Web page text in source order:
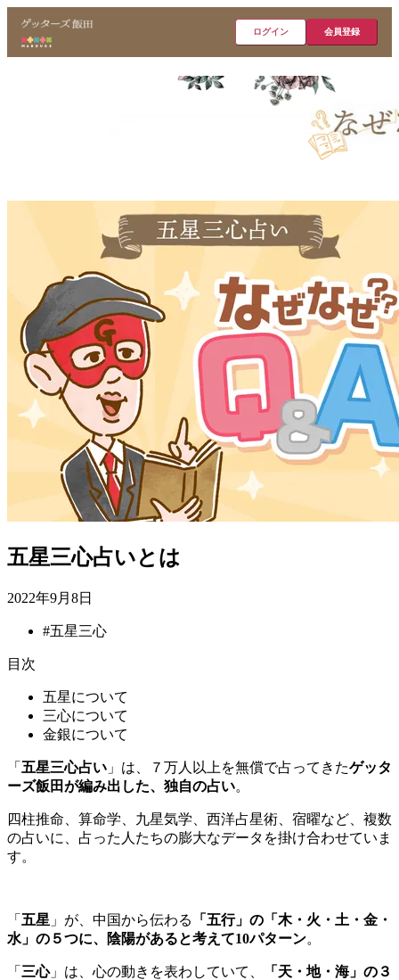
ログイン 会員登録
五星三心占いとは
2022年9月8日
#五星三心
目次
五星について
三心について
金銀について
「 五星三心占い 」は、７万人以上を無償で占ってきたゲッタ
ーズ飯田が編み出した、独自の占い。
四柱推命、算命学、九星気学、西洋占星術、宿曜など、複数
の占いに、占った人たちの膨大なデータを掛け合わせていま
す。
「 五星 」が、中国から伝わる
「五行」の「木・火・土・金・
水」の５つに、陰陽があると考えて10パターン。
「 三心」は、心の動きを表わしていて、
「天・地・海」の３